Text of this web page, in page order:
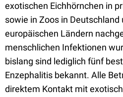
exotischen Eichhörnchen in
sowie in Zoos in Deutschland
europäischen Ländern
menschlichen Infektionen
bislang sind lediglich fünf
Enzephalitis bekannt. Alle
direktem Kontakt mit